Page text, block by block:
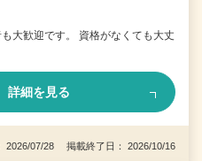
大歓迎です。 資格がなくても大丈
詳細を見る
2026/07/28 掲載終了日： 2026/10/16